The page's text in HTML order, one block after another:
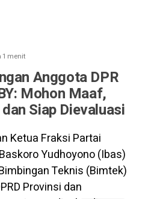
1 menit
Anggota DPR
Mohon Maaf,
Siap Dievaluasi